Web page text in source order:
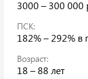
3000 – 300 000
ПСК:
182% – 292% в
Возраст:
18 – 88 лет